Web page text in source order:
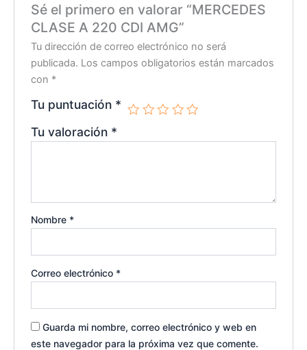
Sé el primero en valorar “MERCEDES
CLASE A 220 CDI AMG”
Tu dirección de correo electrónico no será
publicada. Los campos obligatorios están marcados
con *
Tu puntuación *
Tu valoración *
Nombre *
Correo electrónico *
Guarda mi nombre, correo electrónico y web en
este navegador para la próxima vez que comente.